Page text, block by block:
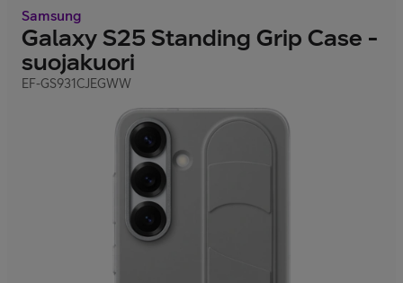
Samsung
Galaxy S25 Standing Grip Case -
suojakuori
EF-GS931CJEGWW